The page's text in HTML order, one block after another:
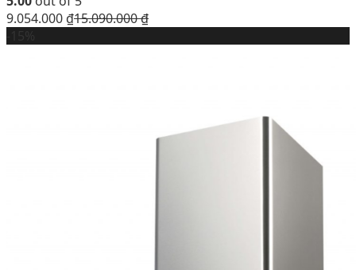
9.054.000 ₫15.090.000₫